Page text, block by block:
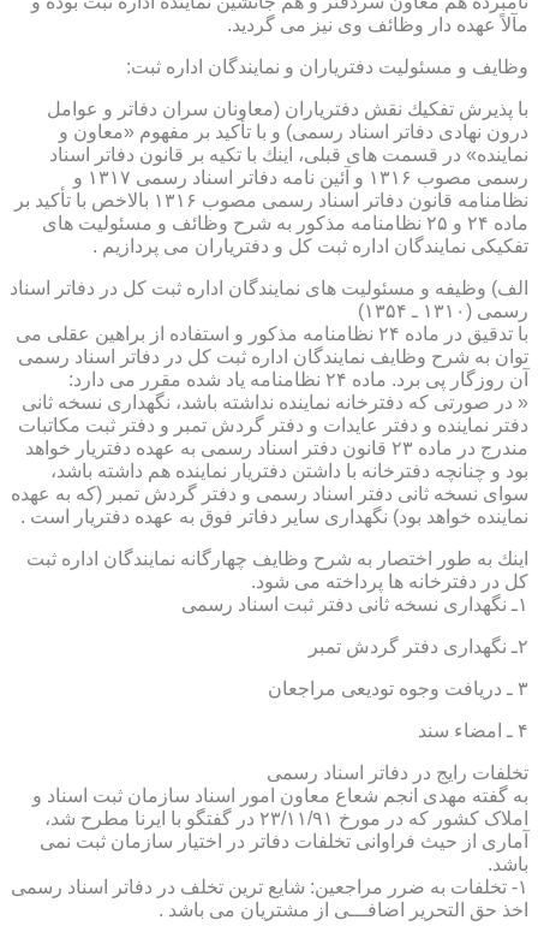
مآلاً عهده دار وظائف وی نیز می گردید.
وظایف و مسئولیت دفتریاران و نمایندگان اداره ثبت:
با پذیرش تفكیك نقش دفتریاران (معاونان سران دفاتر و عوامل
درون نهادی دفاتر اسناد رسمی) و با تأكید بر مفهوم «معاون و
نماینده» در قسمت های قبلی، اینك با تكیه بر قانون دفاتر اسناد
رسمی مصوب ۱۳۱۶ و آئین نامه دفاتر اسناد رسمی ۱۳۱۷ و
نظامنامه قانون دفاتر اسناد رسمی مصوب ۱۳۱۶ بالاخص با تأكید بر
ماده ۲۴ و ۲۵ نظامنامه مذكور به شرح وظائف و مسئولیت های
تفكیكی نمایندگان اداره ثبت كل و دفتریاران می پردازیم .
الف) وظیفه و مسئولیت های نمایندگان اداره ثبت كل در دفاتر اسناد
رسمی (۱۳۱۰ ـ ۱۳۵۴)
با تدقیق در ماده ۲۴ نظامنامه مذكور و استفاده از براهین عقلی می
توان به شرح وظایف نمایندگان اداره ثبت كل در دفاتر اسناد رسمی
آن روزگار پی برد. ماده ۲۴ نظامنامه یاد شده مقرر می دارد:
« در صورتی كه دفترخانه نماینده نداشته باشد، نگهداری نسخه ثانی
دفتر نماینده و دفتر عایدات و دفتر گردش تمبر و دفتر ثبت مكاتبات
مندرج در ماده ۲۳ قانون دفتر اسناد رسمی به عهده دفتریار خواهد
بود و چنانچه دفترخانه با داشتن دفتریار نماینده هم داشته باشد،
سوای نسخه ثانی دفتر اسناد رسمی و دفتر گردش تمبر (كه به عهده
نماینده خواهد بود) نگهداری سایر دفاتر فوق به عهده دفتریار است .
اینك به طور اختصار به شرح وظایف چهارگانه نمایندگان اداره ثبت
كل در دفترخانه ها پرداخته می شود.
۱ـ نگهداری نسخه ثانی دفتر ثبت اسناد رسمی
۲ـ نگهداری دفتر گردش تمبر
۳ ـ دریافت وجوه تودیعی مراجعان
۴ ـ امضاء سند
تخلفات رایج در دفاتر اسناد رسمی
به گفته مهدی انجم شعاع معاون امور اسناد سازمان ثبت اسناد و
املاک کشور که در مورخ ۲۳/۱۱/۹۱ در گفتگو با ایرنا مطرح شد،
آماری از حیث فراوانی تخلفات دفاتر در اختیار سازمان ثبت نمی
باشد.
۱- تخلفات به ضرر مراجعین: شایع ترین تخلف در دفاتر اسناد رسمی
اخذ حق التحریر اضافـــی از مشتریان می باشد .